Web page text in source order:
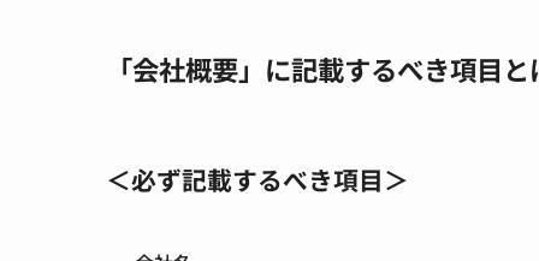
「会社概要」に記載するべき項目と
＜必ず記載するべき項目＞